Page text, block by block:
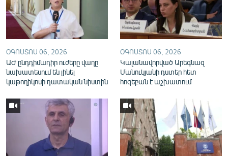
ՕԳՈՍՏՈՍ 06, 2026
ԱԺ ընդդիմադիր ուժերը վաղը
նախատեսում են լինել
կաթողիկոսի դատական նիստին
ՕԳՈՍՏՈՍ 06, 2026
Կալանավորված Արեգնազ
Մանուկյանի դստեր հետ
հոգեբան է աշխատում